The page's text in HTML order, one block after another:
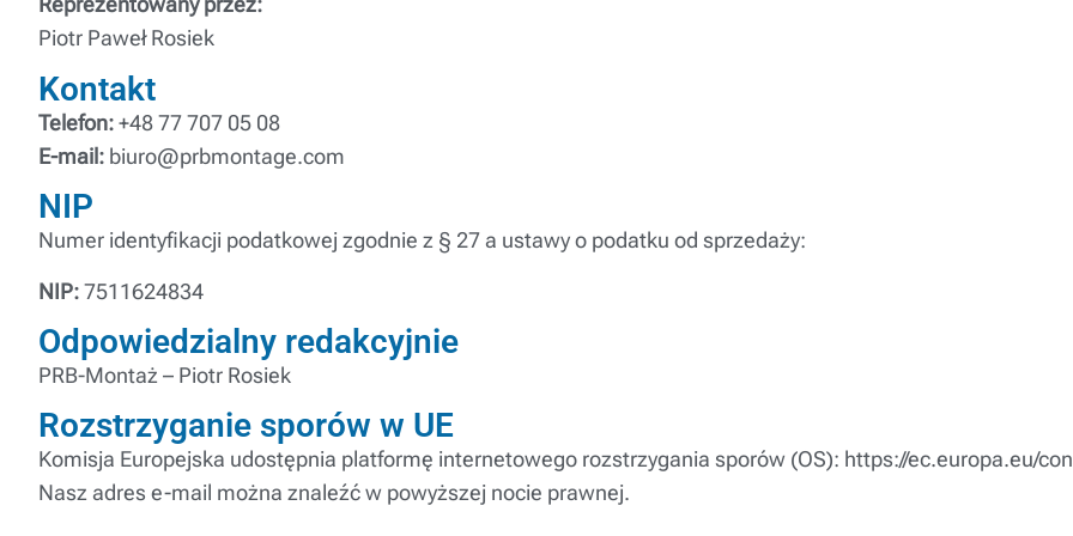
Piotr Paweł Rosiek
Kontakt
Telefon:+48 77 707 05 08
E-mail: biuro@prbmontage.com
NIP
Numer identyfikacji podatkowej zgodnie z § 27 a ustawy o podatku od sprzedaży:
NIP:7511624834
Odpowiedzialny redakcyjnie
PRB-Montaż – Piotr Rosiek
Rozstrzyganie sporów w UE
Komisja Europejska udostępnia platformę internetowego rozstrzygania sporów (OS): https://ec.europa.eu/
Nasz adres e-mail można znaleźć w powyższej nocie prawnej.